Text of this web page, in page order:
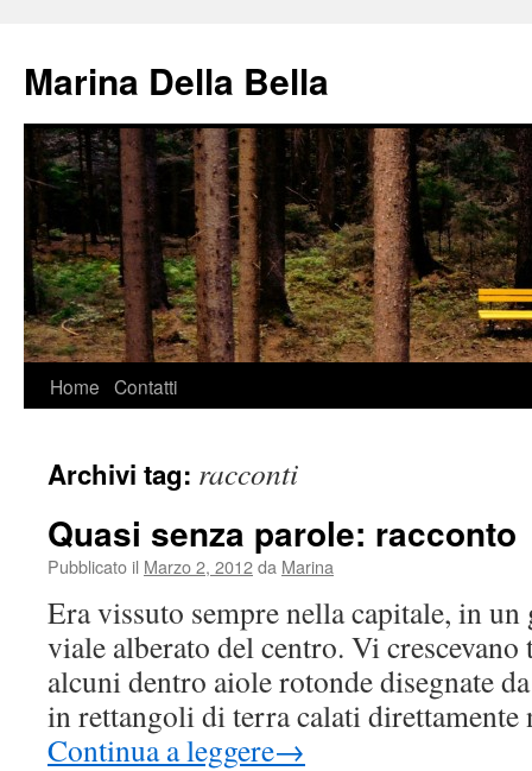
contenuto
Marina Della Bella
Home Contatti
Archivi tag: racconti
Quasi senza parole: racconto
Pubblicato il Marzo 2, 2012da Marina
Era vissuto sempre nella capitale, in un
viale alberato del centro. Vi
alcuni dentro aiole rotonde disegnate
in rettangoli di terra calati
Continua a leggere→